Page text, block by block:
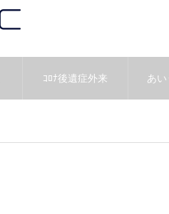
ｺﾛﾅ後遺症外来 あ